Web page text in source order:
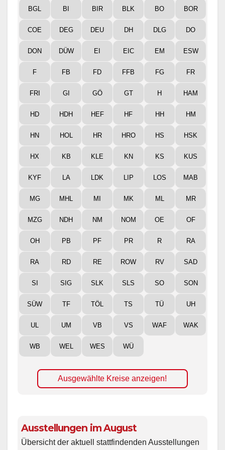
BGL BI BIR BLK BO BOR
COE DEG DEU DH DLG DO
DON DÜW EI EIC EM ESW
F FB FD FFB FG FR
FRI GI GÖ GT H HAM
HD HDH HEF HF HH HM
HN HOL HR HRO HS HSK
HX KB KLE KN KS KUS
KYF LA LDK LIP LOS MAB
MG MHL MI MK ML MR
MZG NDH NM NOM OE OF
OH PB PF PR R RA
RA RD RE ROW RV SAD
SI SIG SLK SLS SO SON
SÜW TF TÖL TS TÜ UH
UL UM VB VS WAF WAK
WB WEL WES WÜ
Ausgewählte Kreise anzeigen!
Ausstellungen im August
Übersicht der aktuell stattfindenden Ausstellungen